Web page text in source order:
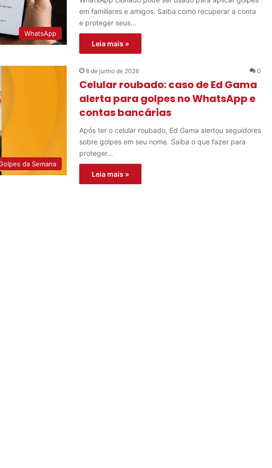
WhatsApp
em familiares e amigos. Saiba como recuperar a conta
e proteger seus…
Leia mais »
da Semana
8 de junho de 2026 0
Celular roubado: caso de Ed Gama
alerta para golpes no WhatsApp e
contas bancárias
Após ter o celular roubado, Ed Gama alertou seguidores
sobre golpes em seu nome. Saiba o que fazer para
proteger…
Leia mais »